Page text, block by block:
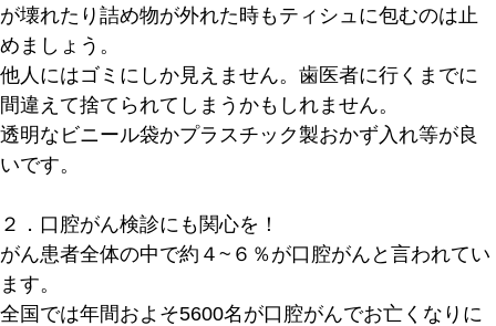
が壊れたり詰め物が外れた時もティシュに包むのは止
めましょう。
他人にはゴミにしか見えません。歯医者に行くまでに
間違えて捨てられてしまうかもしれません。
透明なビニール袋かプラスチック製おかず入れ等が良
いです。
２．口腔がん検診にも関心を！
がん患者全体の中で約４~６％が口腔がんと言われてい
ます。
全国では年間およそ5600名が口腔がんでお亡くなりに